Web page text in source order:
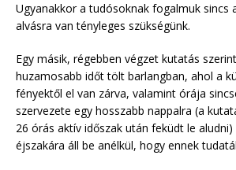
Ugyanakkor a tudósoknak fogalmuk sincs
alvásra van tényleges szükségünk.
Egy másik, régebben végzet kutatás
huzamosabb időt tölt barlangban, ahol a
fényektől el van zárva, valamint órája
szervezete egy hosszabb nappalra (a
26 órás aktív időszak után feküdt le
éjszakára áll be anélkül, hogy ennek